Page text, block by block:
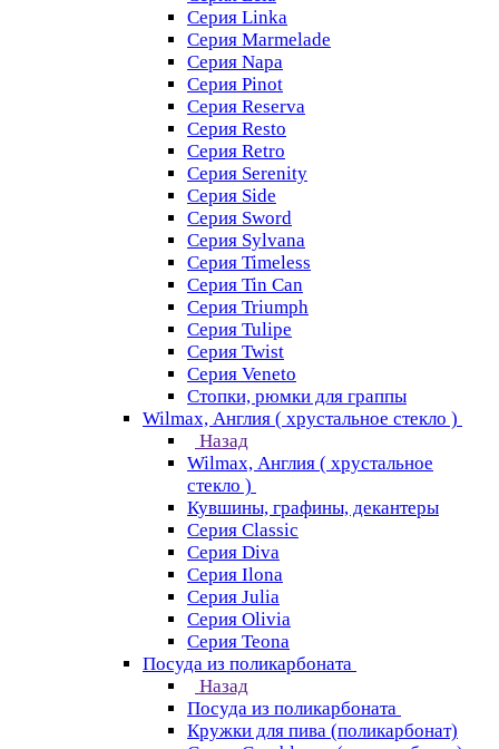
Серия Linka
Серия Marmelade
Серия Napa
Серия Pinot
Серия Reserva
Серия Resto
Серия Retro
Серия Serenity
Серия Side
Серия Sword
Серия Sуlvana
Серия Timeless
Серия Tin Can
Серия Triumph
Серия Tulipe
Серия Twist
Серия Veneto
Стопки, рюмки для граппы
Wilmax, Англия ( хрустальное стекло )
Назад
Wilmax, Англия ( хрустальное
стекло )
Кувшины, графины, декантеры
Серия Classic
Серия Diva
Серия Ilona
Серия Julia
Серия Olivia
Серия Teona
Посуда из поликарбоната
Назад
Посуда из поликарбоната
Кружки для пива (поликарбонат)